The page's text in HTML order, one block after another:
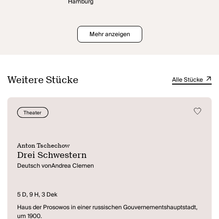
Mehr anzeigen
Weitere Stücke Alle Stücke
Theater
Anton Tschechow
Drei Schwestern
Deutsch vonAndrea Clemen
5 D, 9 H, 3 Dek
Haus der Prosowos in einer russischen Gouvernementshauptstadt,
um 1900.